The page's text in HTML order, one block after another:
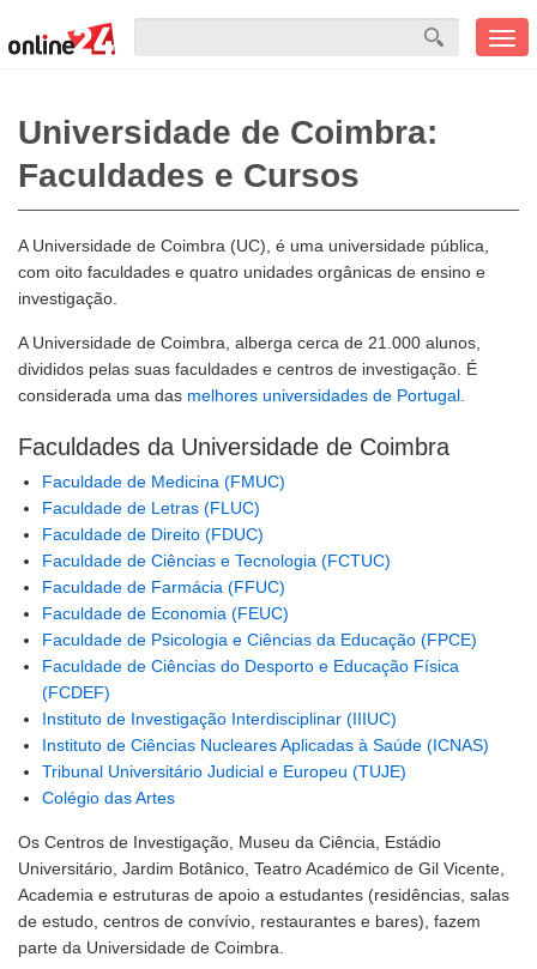
Universidade de Coimbra:
Faculdades e Cursos
A Universidade de Coimbra (UC), é uma universidade pública,
com oito faculdades e quatro unidades orgânicas de ensino e
investigação.
A Universidade de Coimbra, alberga cerca de 21.000 alunos,
divididos pelas suas faculdades e centros de investigação. É
considerada uma das melhores universidades de Portugal
Faculdades da Universidade de Coimbra
Faculdade de Medicina (FMUC)
Faculdade de Letras (FLUC)
Faculdade de Direito (FDUC)
Faculdade de Ciências e Tecnologia (FCTUC)
Faculdade de Farmácia (FFUC)
Faculdade de Economia (FEUC)
Faculdade de Psicologia e Ciências da Educação (FPCE)
Faculdade de Ciências do Desporto e Educação Física
(FCDEF)
Instituto de Investigação Interdisciplinar (IIIUC)
Instituto de Ciências Nucleares Aplicadas à Saúde (ICNAS)
Tribunal Universitário Judicial e Europeu (TUJE)
Colégio das Artes
Os Centros de Investigação, Museu da Ciência, Estádio
Universitário, Jardim Botânico, Teatro Académico de Gil Vicente,
Academia e estruturas de apoio a estudantes (residências, salas
de estudo, centros de convívio, restaurantes e bares), fazem
parte da Universidade de Coimbra.